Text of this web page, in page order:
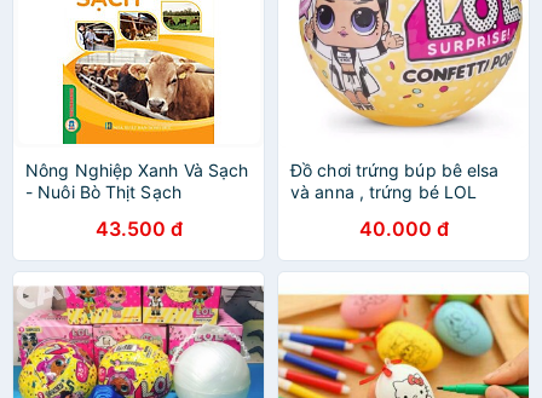
Nông Nghiệp Xanh Và Sạch
- Nuôi Bò Thịt Sạch
43.500 đ
Đồ chơi trứng búp bê elsa
và anna , trứng bé LOL
40.000 đ